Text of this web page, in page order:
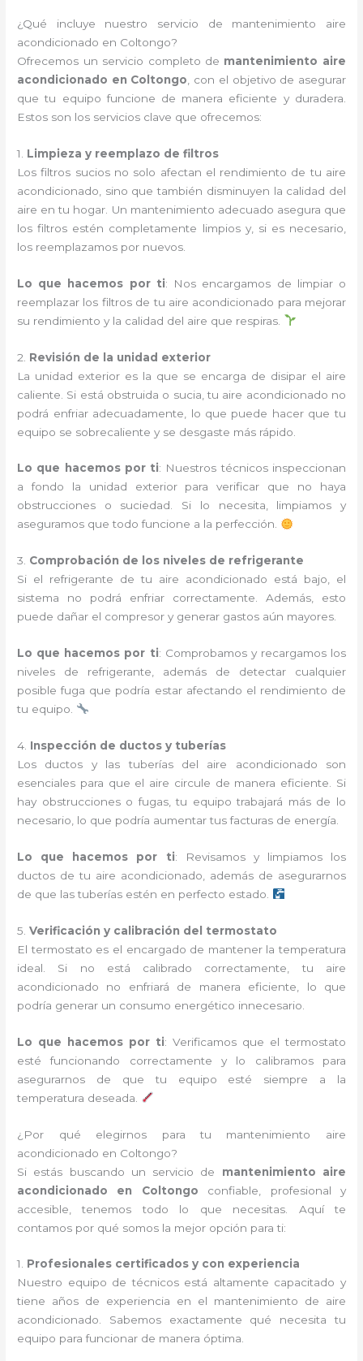
¿Qué incluye nuestro servicio de mantenimiento aire
acondicionado en Coltongo?
Ofrecemos un servicio completo de mantenimiento aire
acondicionado en Coltongo , con el objetivo de asegurar
que tu equipo funcione de manera eficiente y duradera.
Estos son los servicios clave que ofrecemos:
1. Limpieza y reemplazo de filtros
Los filtros sucios no solo afectan el rendimiento de tu aire
acondicionado, sino que también disminuyen la calidad del
aire en tu hogar. Un mantenimiento adecuado asegura que
los filtros estén completamente limpios y, si es necesario,
los reemplazamos por nuevos.
Lo que hacemos por ti: Nos encargamos de limpiar o
reemplazar los filtros de tu aire acondicionado para mejorar
su rendimiento y la calidad del aire que respiras.
2. Revisión de la unidad exterior
La unidad exterior es la que se encarga de disipar el aire
caliente. Si está obstruida o sucia, tu aire acondicionado no
podrá enfriar adecuadamente, lo que puede hacer que tu
equipo se sobrecaliente y se desgaste más rápido.
Lo que hacemos por ti: Nuestros técnicos inspeccionan
a fondo la unidad exterior para verificar que no haya
obstrucciones o suciedad. Si lo necesita, limpiamos y
aseguramos que todo funcione a la perfección.
3. Comprobación de los niveles de refrigerante
Si el refrigerante de tu aire acondicionado está bajo, el
sistema no podrá enfriar correctamente. Además, esto
puede dañar el compresor y generar gastos aún mayores.
Lo que hacemos por ti: Comprobamos y recargamos los
niveles de refrigerante, además de detectar cualquier
posible fuga que podría estar afectando el rendimiento de
tu equipo.
4. Inspección de ductos y tuberías
Los ductos y las tuberías del aire acondicionado son
esenciales para que el aire circule de manera eficiente. Si
hay obstrucciones o fugas, tu equipo trabajará más de lo
necesario, lo que podría aumentar tus facturas de energía.
Lo que hacemos por ti: Revisamos y limpiamos los
ductos de tu aire acondicionado, además de asegurarnos
de que las tuberías estén en perfecto estado.
5.Verificación y calibración del termostato
El termostato es el encargado de mantener la temperatura
ideal. Si no está calibrado correctamente, tu aire
acondicionado no enfriará de manera eficiente, lo que
podría generar un consumo energético innecesario.
Lo que hacemos por ti: Verificamos que el termostato
esté funcionando correctamente y lo calibramos para
asegurarnos de que tu equipo esté siempre a la
temperatura deseada.
¿Por qué elegirnos para tu mantenimiento aire
acondicionado en Coltongo?
Si estás buscando un servicio de mantenimiento aire
acondicionado en Coltongo confiable, profesional y
accesible, tenemos todo lo que necesitas. Aquí te
contamos por qué somos la mejor opción para ti:
1. Profesionales certificados y con experiencia
Nuestro equipo de técnicos está altamente capacitado y
tiene años de experiencia en el mantenimiento de aire
acondicionado. Sabemos exactamente qué necesita tu
equipo para funcionar de manera óptima.